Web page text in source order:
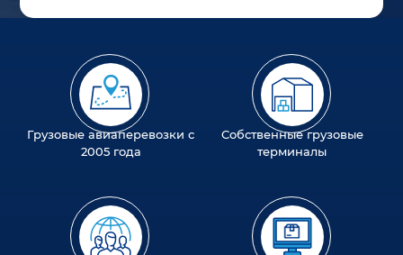
Грузовые авиаперевозки с
2005 года
Собственные грузовые
терминалы